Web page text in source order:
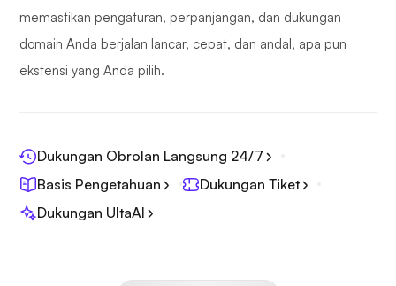
memastikan pengaturan, perpanjangan, dan dukungan
domain Anda berjalan lancar, cepat, dan andal, apa pun
ekstensi yang Anda pilih.
Dukungan Obrolan Langsung 24/7
Basis Pengetahuan
Dukungan Tiket
Dukungan UltaAI